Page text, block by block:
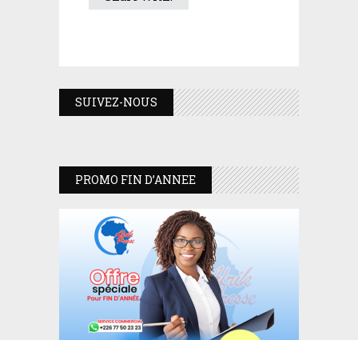
SUIVEZ-NOUS
PROMO FIN D’ANNEE